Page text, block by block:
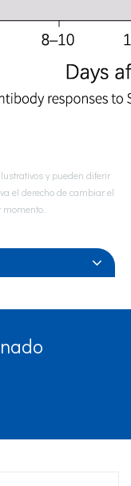
y pueden diferir
el derecho de cambiar el